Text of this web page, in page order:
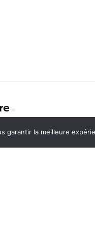
numéro 1
garantir la meilleure